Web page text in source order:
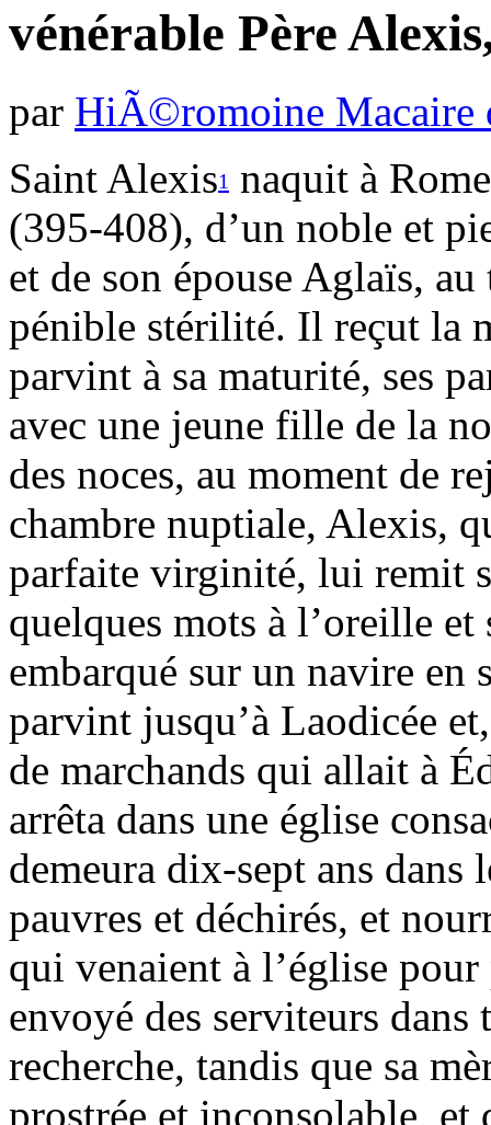
vénérable Père
par HiÃ©romoine Macaire
Saint Alexis1 naquit à
(395-408), d’un noble et
et de son épouse Aglaïs, au
pénible stérilité. Il reçut la
parvint à sa maturité, ses
avec une jeune fille de la
des noces, au moment de
chambre nuptiale, Alexis,
parfaite virginité, lui remit
quelques mots à l’oreille et
embarqué sur un navire
parvint jusqu’à Laodicée
de marchands qui allait à
arrêta dans une église
demeura dix-sept ans dans
pauvres et déchirés, et
qui venaient à l’église
envoyé des serviteurs dans
recherche, tandis que sa
prostrée et inconsolable, et